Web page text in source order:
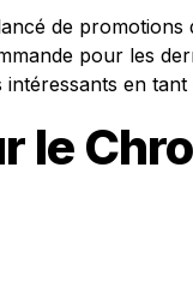
de
pour les
en tant
le